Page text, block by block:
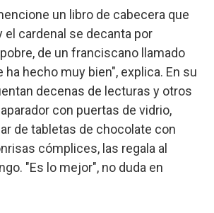
un libro de cabecera que
el cardenal se decanta por
de un franciscano llamado
ha hecho muy bien", explica. En su
decenas de lecturas y otros
con puertas de vidrio,
de tabletas de chocolate con
cómplices, las regala al
"Es lo mejor", no duda en